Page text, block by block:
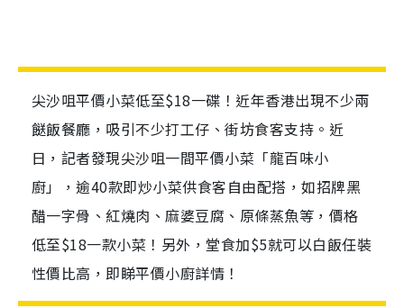
尖沙咀平價小菜低至$18一碟！近年香港出現不少兩
餸飯餐廳，吸引不少打工仔、街坊食客支持。近
日，記者發現尖沙咀一間平價小菜「龍百味小
廚」，逾40款即炒小菜供食客自由配搭，如招牌黑
醋一字骨、紅燒肉、麻婆豆腐、原條蒸魚等，價格
低至$18一款小菜！另外，堂食加$5就可以白飯任裝
性價比高，即睇平價小廚詳情！